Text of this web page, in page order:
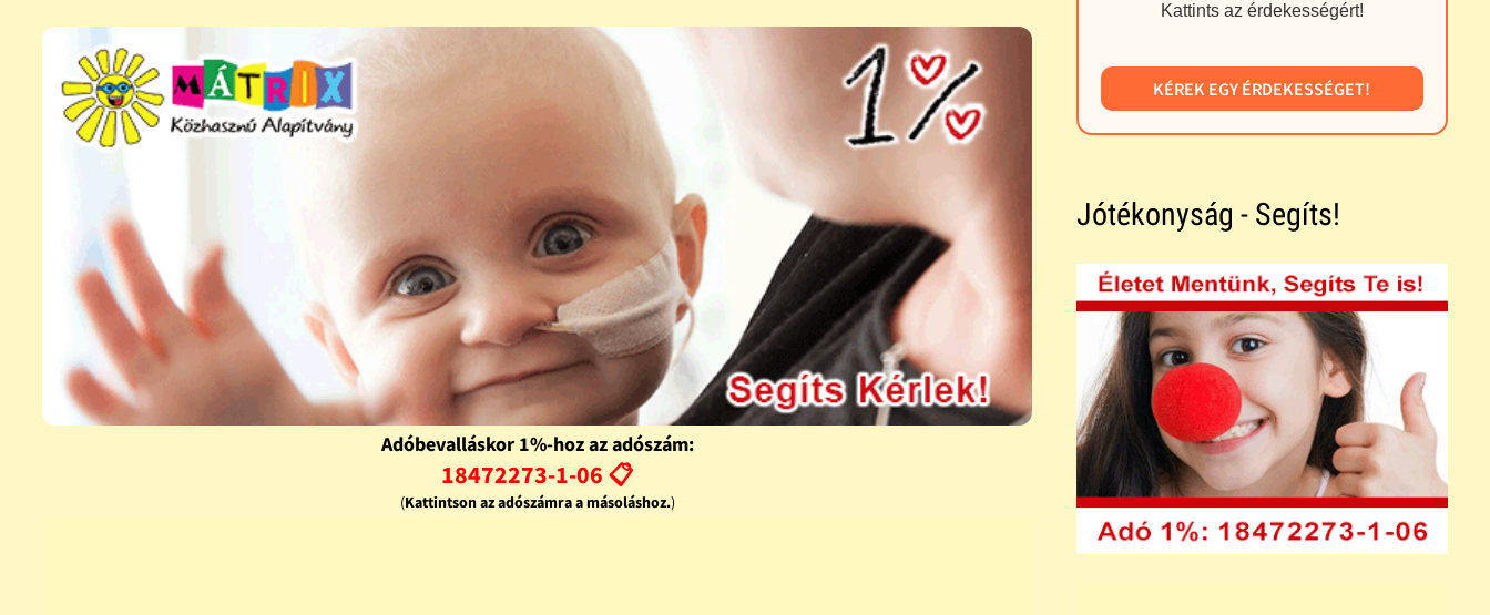
Adóbevalláskor 1%-hoz az adószám:
18472273-1-06 📋
(Kattintson az adószámra a másoláshoz.)
Kattints az érdekességért!
KÉREK EGY ÉRDEKESSÉGET!
Jótékonyság - Segíts!